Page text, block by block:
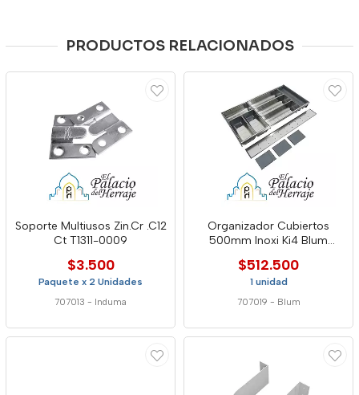
PRODUCTOS RELACIONADOS
Soporte Multiusos Zin.Cr .C12
Ct T1311-0009
$3.500
Paquete x 2 Unidades
707013 - Induma
Organizador Cubiertos
500mm Inoxi Ki4 Blum
$512.500
1 unidad
707019 - Blum